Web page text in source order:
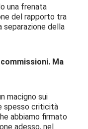
una frenata
del rapporto tra
della
Ma
macigno sui
spesso criticità
abbiamo firmato
adesso, nel